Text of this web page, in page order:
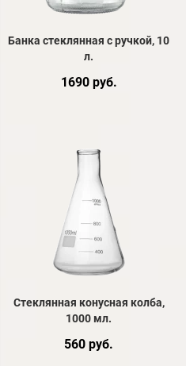
Банка стеклянная с ручкой, 10
л.
1690 руб.
Стеклянная конусная колба,
1000 мл.
560 руб.